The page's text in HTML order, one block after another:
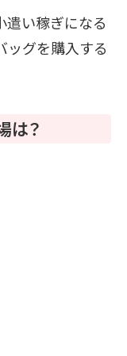
遣い稼ぎになる
ッグを購入する
は？